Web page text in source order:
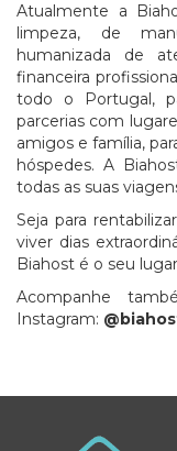
Atualmente a
limpeza, de
humanizada de
financeira
todo o Portugal,
parcerias com
amigos e família,
hóspedes. A
todas as suas
Seja para
viver dias
Biahost é o seu
Acompanhe
Instagram: